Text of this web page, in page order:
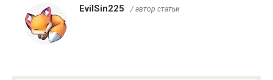
EvilSin225 / автор статьи